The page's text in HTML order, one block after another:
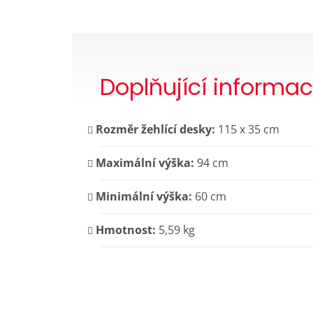
Doplňující
Rozměr žehlící desky: 115 x 35 cm
Maximální výška: 94 cm
Minimální výška: 60 cm
Hmotnost: 5,59 kg